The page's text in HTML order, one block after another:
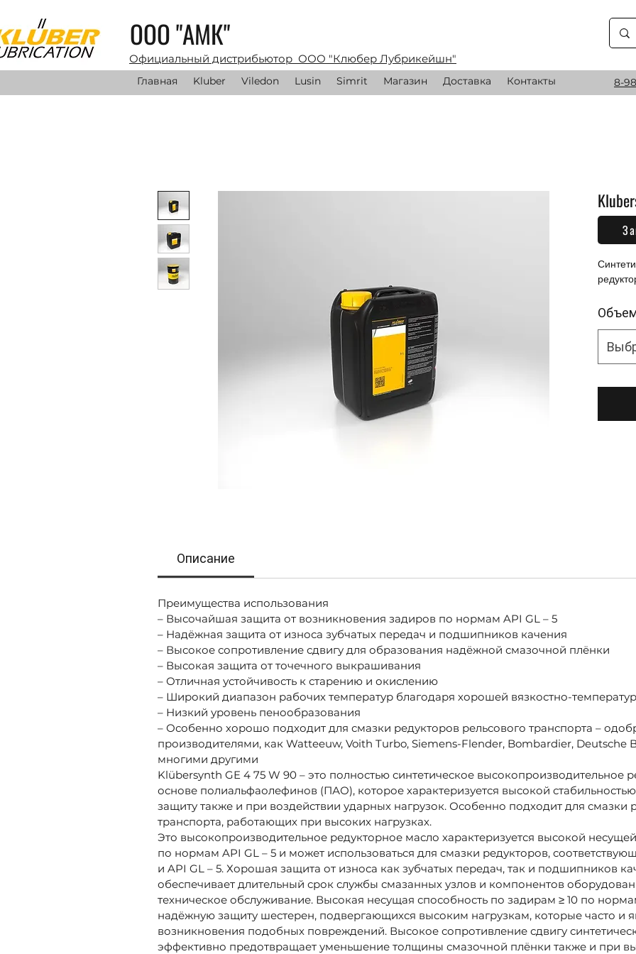
ООО "АМК"
Главная Kluber Viledon Lusin Simrit Магазин Доставка Контакты 8-
Официальный дистрибьютор ООО "Клюбер Лубрикейшн"
0,00 ₽
Описание
Преимущества использования
– Высочайшая защита от возникновения задиров по нормам API GL – 5
– Надёжная защита от износа зубчатых передач и подшипников качения
– Высокое сопротивление сдвигу для образования надёжной смазочной плёнки
– Высокая защита от точечного выкрашивания
– Отличная устойчивость к старению и окислению
– Широкий диапазон рабочих температур благодаря хорошей вязкостно-
– Низкий уровень пенообразования
– Особенно хорошо подходит для смазки редукторов рельсового транспорта –
производителями, как Watteeuw, Voith Turbo, Siemens-Flender, Bombardier, Deutsche
многими другими
Klübersynth GE 4 75 W 90 – это полностью синтетическое высокопроизводительное
основе полиальфаолефинов (ПАО), которое характеризуется высокой
защиту также и при воздействии ударных нагрузок. Особенно подходит для смазки
транспорта, работающих при высоких нагрузках.
Это высокопроизводительное редукторное масло характеризуется высокой
по нормам API GL – 5 и может использоваться для смазки редукторов,
и API GL – 5. Хорошая защита от износа как зубчатых передач, так и подшипников
обеспечивает длительный срок службы смазанных узлов и компонентов
техническое обслуживание. Высокая несущая способность по задирам ≥ 10 по
надёжную защиту шестерен, подвергающихся высоким нагрузкам, которые часто и
возникновения подобных повреждений. Высокое сопротивление сдвигу
эффективно предотвращает уменьшение толщины смазочной плёнки также и при